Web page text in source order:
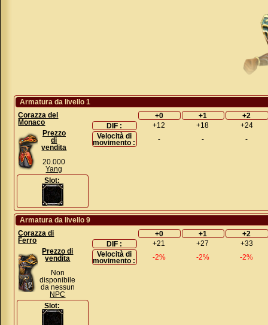
Armatura da livello 1
Corazza del
Monaco
Prezzo
di
vendita
20.000
Yang
Slot:
+0 +1
+2
DIF :
+12 +18 +24
Velocità di
movimento :
- - -
Armatura da livello 9
Corazza di
Ferro
Prezzo di
vendita
Non
disponibile
da nessun
NPC
Slot:
+0 +1
+2
DIF :
+21 +27 +33
Velocità di
movimento :
-2% -2% -2%